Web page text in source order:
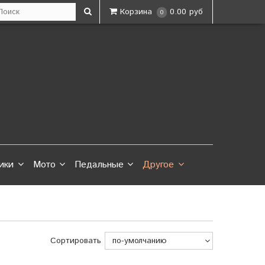
Корзина 0 0.00 руб
Мото Педальные Другое
Сортировать